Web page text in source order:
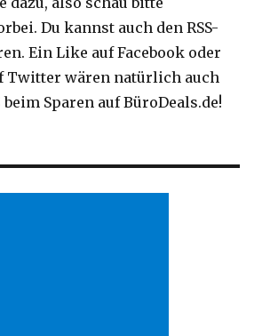
Du kannst auch den RSS-
Ein Like auf Facebook oder
Twitter wären natürlich auch
Sparen auf BüroDeals.de!